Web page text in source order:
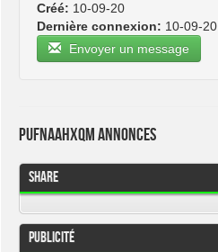
Créé: 10-09-20
Dernière connexion: 10-09-20
Envoyer un message
pufnaahxqm Annonces
Share
Publicité